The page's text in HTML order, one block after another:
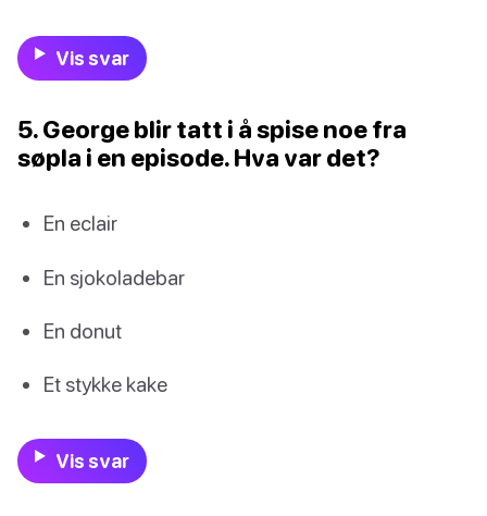
Vis svar
5. George blir tatt i å spise noe fra
søpla i en episode. Hva var det?
En eclair
En sjokoladebar
En donut
Et stykke kake
Vis svar